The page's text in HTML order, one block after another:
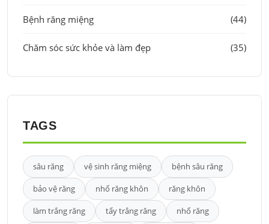
Bệnh răng miệng (44)
Chăm sóc sức khỏe và làm đẹp (35)
TAGS
sâu răng vệ sinh răng miệng bệnh sâu răng
bảo vệ răng nhổ răng khôn răng khôn
làm trắng răng tẩy trắng răng nhổ răng